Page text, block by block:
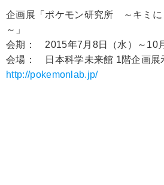
企画展「ポケモン研究所 ～キミに
～」
会期： 2015年7月8日（水）～10
会場： 日本科学未来館 1階企画展
http://pokemonlab.jp/